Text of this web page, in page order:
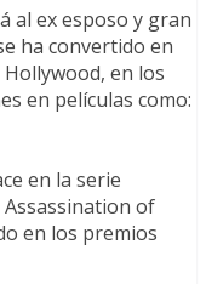
al ex esposo y gran
ha convertido en
en los
en películas como:
en la serie
Assassination of
en los premios